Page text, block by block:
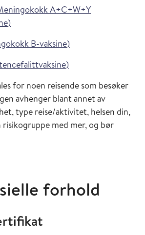
A+C+W+Y
)i Vaksinasjonsveilederen
B-vaksine)i
)i
for noen reisende som besøker
avhenger blant annet av
type reise/aktivitet, helsen din,
med mer, og bør
forhold